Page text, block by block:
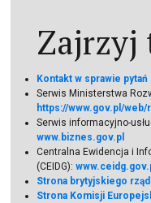
Zajrzyj
Kontakt w sprawie pytań
Serwis Ministerstwa
https://www.gov.pl/
Serwis informacyjno-
www.biznes.gov.pl
Centralna Ewidencja i
(CEIDG):
Strona brytyjskiego
Strona Komisji